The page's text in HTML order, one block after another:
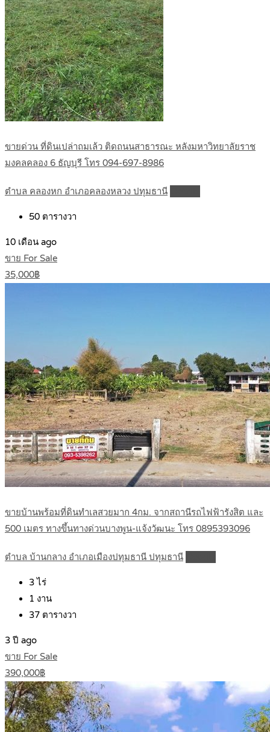
ขายด่วน ที่ดินเปล่าถมเล้ว ติดถนนสาธารณะ หลังมหาวิทยาลัยราช
มงคลคลอง 6 ธัญบุรี โทร 094-697-8986
ตำบล คลองหก อำเภอคลองหลวง ปทุมธานี
50 ตารางวา
10 เดือน ago
ขาย For Sale
35,000฿
ขายบ้านพร้อมที่ดินทำเลสวยมาก 4กม. จากสถานีรถไฟฟ้ารังสิต และ
500 เมตร ทางขึ้นทางด่วนบางพูน-แจ้งวัฒนะ โทร 0895393096
ตำบล บ้านกลาง อำเภอเมืองปทุมธานี ปทุมธานี
3ไร่
1 งาน
37 ตารางวา
3 ปี ago
ขาย For Sale
390,000฿